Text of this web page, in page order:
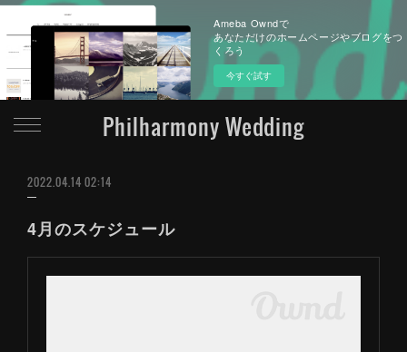
Ameba Owndで
あなただけのホームページやブログをつ
くろう
今すぐ試す
Philharmony Wedding
2022.04.14 02:14
4月のスケジュール